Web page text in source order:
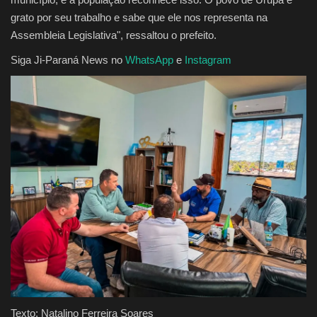
grato por seu trabalho e sabe que ele nos representa na
Assembleia Legislativa", ressaltou o prefeito.
Siga Ji-Paraná News no WhatsApp e Instagram
Texto: Natalino Ferreira Soares